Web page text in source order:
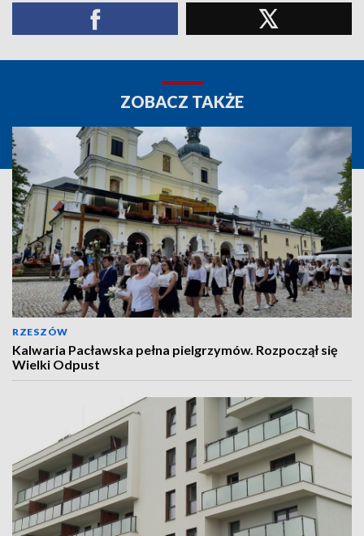
ZOBACZ TAKŻE
RZESZÓW
Kalwaria Pacławska pełna pielgrzymów. Rozpoczął się
Wielki Odpust